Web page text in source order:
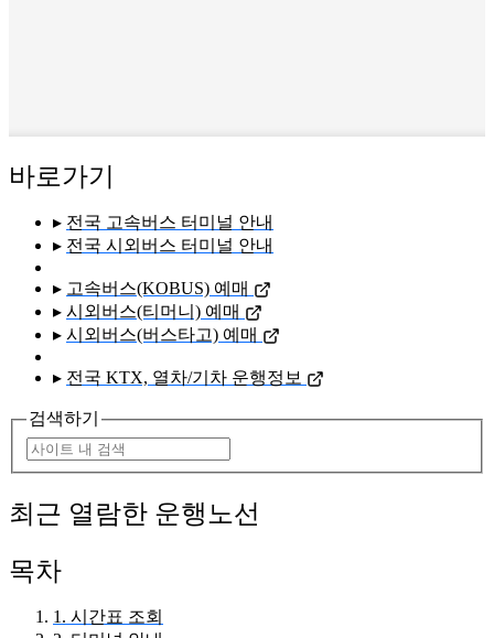
바로가기
▸ 전국 고속버스 터미널 안내
▸ 전국 시외버스 터미널 안내
▸ 고속버스(KOBUS) 예매
▸ 시외버스(티머니) 예매
▸ 시외버스(버스타고) 예매
▸ 전국 KTX, 열차/기차 운행정보
검색하기
최근 열람한 운행노선
목차
1. 시간표 조회